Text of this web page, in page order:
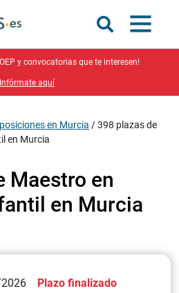
y convocatorias que te interesen!
Infórmate aquí
en Murcia /398 plazas de
en Murcia
Maestro en
en Murcia
Plazo finalizado